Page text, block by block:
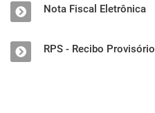
Nota Fiscal Eletrônica
RPS - Recibo Provisório